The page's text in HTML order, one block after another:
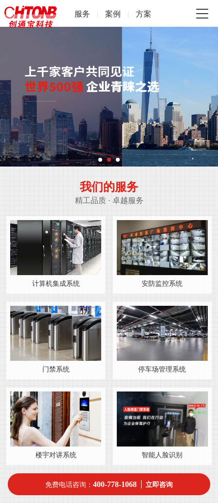
服务 案例 方案
我们的服务
精工品质 · 卓越服务
计算机集成系统 安防监控系统
门禁系统 停车场管理系统
楼宇对讲系统 智能人脸识别
免费电话咨询：400-778-1068 立即咨询